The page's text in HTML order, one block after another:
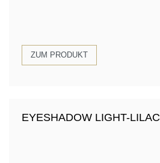
ZUM PRODUKT
EYESHADOW LIGHT-LILAC